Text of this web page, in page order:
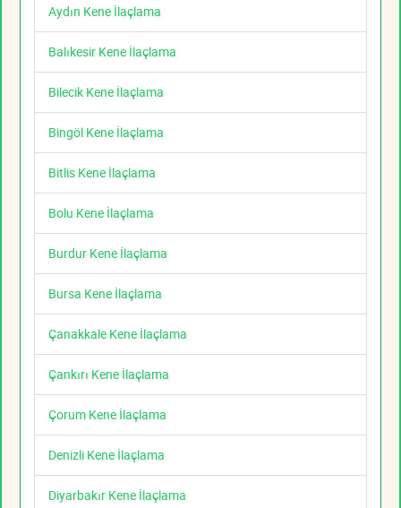
Aydın Kene İlaçlama
Balıkesir Kene İlaçlama
Bilecik Kene İlaçlama
Bingöl Kene İlaçlama
Bitlis Kene İlaçlama
Bolu Kene İlaçlama
Burdur Kene İlaçlama
Bursa Kene İlaçlama
Çanakkale Kene İlaçlama
Çankırı Kene İlaçlama
Çorum Kene İlaçlama
Denizli Kene İlaçlama
Diyarbakır Kene İlaçlama